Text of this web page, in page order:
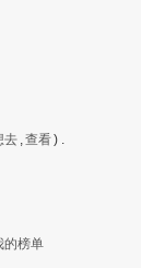
去 ,查看) .
的榜单